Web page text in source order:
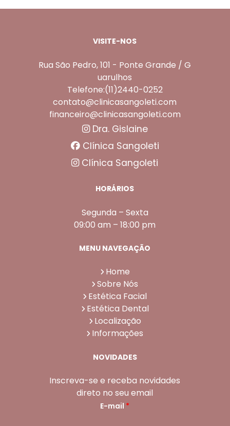
VISITE-NOS
Rua São Pedro, 101 - Ponte Grande / G
uarulhos
Telefone:(11)2440-0252
contato@clinicasangoleti.com
financeiro@clinicasangoleti.com
Dra. Gislaine
Clínica Sangoleti
Clínica Sangoleti
HORÁRIOS
Segunda – Sexta
09:00 am – 18:00 pm
MENU NAVEGAÇÃO
Home
Sobre Nós
Estética Facial
Estética Dental
Localização
Informações
NOVIDADES
Inscreva-se e receba novidades
direto no seu email
E-mail *